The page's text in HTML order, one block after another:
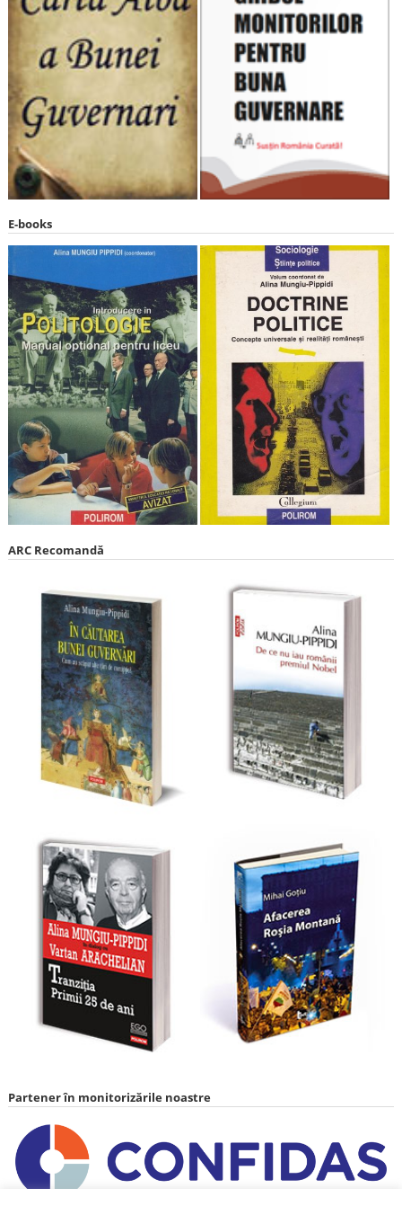
E-books
ARC Recomandă
Partener în monitorizările noastre